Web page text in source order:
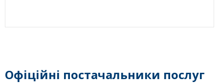
Офіційні постачальники послуг